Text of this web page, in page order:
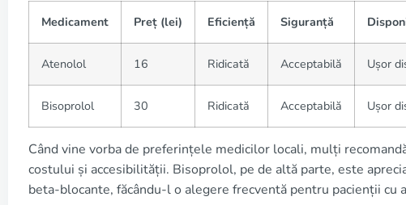
Medicament Preț (lei) Eficiență Siguranță
Atenolol 16 Ridicată Acceptabilă Ușor
Bisoprolol 30 Ridicată Acceptabilă Ușor
Când vine vorba de preferințele medicilor locali, mulți
costului și accesibilității. Bisoprolol, pe de altă parte, este
beta-blocante, făcându-l o alegere frecventă pentru pacienții cu